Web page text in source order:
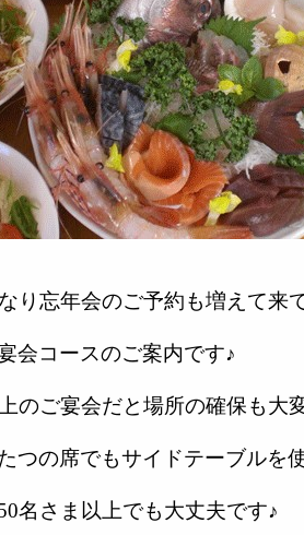
り忘年会のご予約も増えて来
会コースのご案内です♪
のご宴会だと場所の確保も大
つの席でもサイドテーブルを
名さま以上でも大丈夫です♪